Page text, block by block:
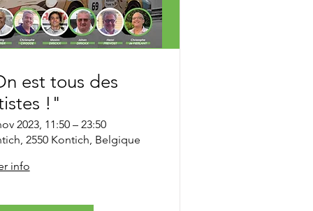
est tous des
!"
2023, 11:50 – 23:50
2550 Kontich, Belgique
info